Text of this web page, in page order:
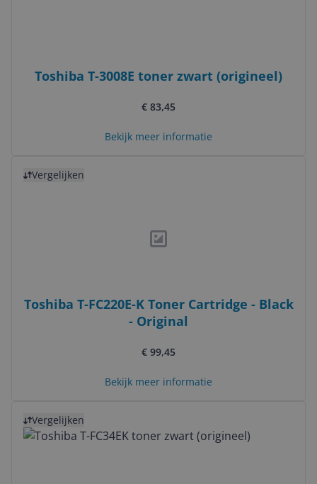
Toshiba T-3008E toner zwart (origineel)
€ 83,45
Bekijk meer informatie
Vergelijken
Toshiba T-FC220E-K Toner Cartridge - Black
- Original
€ 99,45
Bekijk meer informatie
Vergelijken